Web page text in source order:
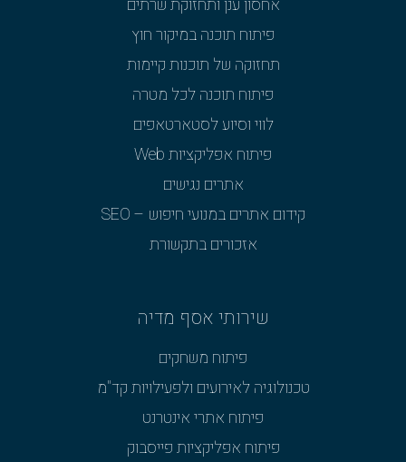
אחסון ענן ותחזוקת שרתים
פיתוח תוכנה במיקור חוץ
תחזוקה של תוכנות קיימות
פיתוח תוכנה לכל מטרה
לווי וסיוע לסטארטאפים
פיתוח אפליקציות Web
אתרים נגישים
קידום אתרים במנועי חיפוש – SEO
אזכורים בתקשורת
שירותי אסף מדיה
פיתוח משחקים
טכנולוגיה לאירועים ולפעילויות קד"מ
פיתוח אתרי אינטרנט
פיתוח אפליקציות פייסבוק